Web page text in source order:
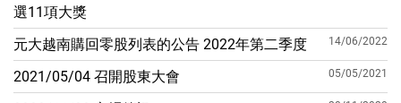
選11項大獎
元大越南購回零股列表的公告 2022年第二季度 14/06/2022
2021/05/04 召開股東大會 05/05/2021